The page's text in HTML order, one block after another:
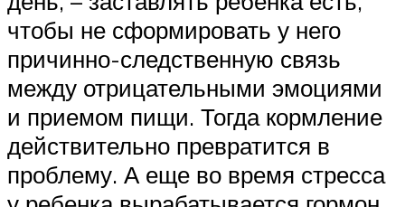
чтобы не сформировать у него
причинно-следственную связь
между отрицательными эмоциями
и приемом пищи. Тогда кормление
действительно превратится в
проблему. А еще во время стресса